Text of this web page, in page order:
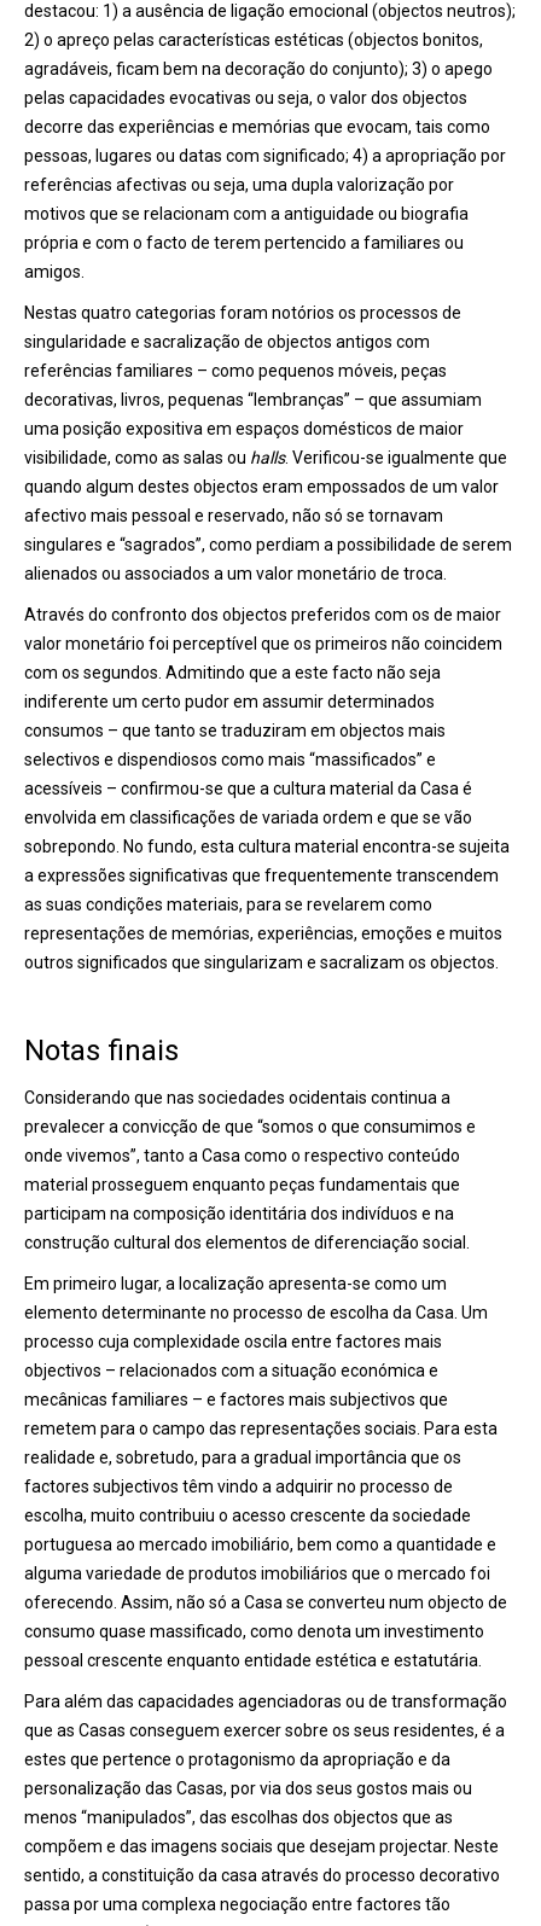
destacou: 1) a ausência de ligação emocional (objectos neutros);
2) o apreço pelas características estéticas (objectos bonitos,
agradáveis, ficam bem na decoração do conjunto); 3) o apego
pelas capacidades evocativas ou seja, o valor dos objectos
decorre das experiências e memórias que evocam, tais como
pessoas, lugares ou datas com significado; 4) a apropriação por
referências afectivas ou seja, uma dupla valorização por
motivos que se relacionam com a antiguidade ou biografia
própria e com o facto de terem pertencido a familiares ou
amigos.
Nestas quatro categorias foram notórios os processos de
singularidade e sacralização de objectos antigos com
referências familiares – como pequenos móveis, peças
decorativas, livros, pequenas “lembranças” – que assumiam
uma posição expositiva em espaços domésticos de maior
visibilidade, como as salas ou halls. Verificou-se igualmente que
quando algum destes objectos eram empossados de um valor
afectivo mais pessoal e reservado, não só se tornavam
singulares e “sagrados”, como perdiam a possibilidade de serem
alienados ou associados a um valor monetário de troca.
Através do confronto dos objectos preferidos com os de maior
valor monetário foi perceptível que os primeiros não coincidem
com os segundos. Admitindo que a este facto não seja
indiferente um certo pudor em assumir determinados
consumos – que tanto se traduziram em objectos mais
selectivos e dispendiosos como mais “massificados” e
acessíveis – confirmou-se que a cultura material da Casa é
envolvida em classificações de variada ordem e que se vão
sobrepondo. No fundo, esta cultura material encontra-se sujeita
a expressões significativas que frequentemente transcendem
as suas condições materiais, para se revelarem como
representações de memórias, experiências, emoções e muitos
outros significados que singularizam e sacralizam os objectos.
Notas finais
Considerando que nas sociedades ocidentais continua a
prevalecer a convicção de que “somos o que consumimos e
onde vivemos”, tanto a Casa como o respectivo conteúdo
material prosseguem enquanto peças fundamentais que
participam na composição identitária dos indivíduos e na
construção cultural dos elementos de diferenciação social.
Em primeiro lugar, a localização apresenta-se como um
elemento determinante no processo de escolha da Casa. Um
processo cuja complexidade oscila entre factores mais
objectivos – relacionados com a situação económica e
mecânicas familiares – e factores mais subjectivos que
remetem para o campo das representações sociais. Para esta
realidade e, sobretudo, para a gradual importância que os
factores subjectivos têm vindo a adquirir no processo de
escolha, muito contribuiu o acesso crescente da sociedade
portuguesa ao mercado imobiliário, bem como a quantidade e
alguma variedade de produtos imobiliários que o mercado foi
oferecendo. Assim, não só a Casa se converteu num objecto de
consumo quase massificado, como denota um investimento
pessoal crescente enquanto entidade estética e estatutária.
Para além das capacidades agenciadoras ou de transformação
que as Casas conseguem exercer sobre os seus residentes, é a
estes que pertence o protagonismo da apropriação e da
personalização das Casas, por via dos seus gostos mais ou
menos “manipulados”, das escolhas dos objectos que as
compõem e das imagens sociais que desejam projectar. Neste
sentido, a constituição da casa através do processo decorativo
passa por uma complexa negociação entre factores tão